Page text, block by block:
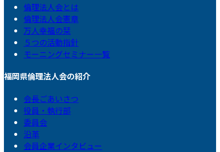
倫理法人会とは
倫理法人会憲章
万人幸福の栞
５つの活動指針
モーニングセミナー一覧
福岡県倫理法人会の紹介
会長ごあいさつ
役員・執行部
委員会
沿革
会員企業インタビュー